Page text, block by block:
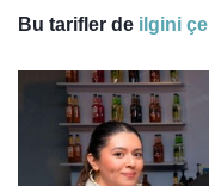
Bu tarifler de ilgini